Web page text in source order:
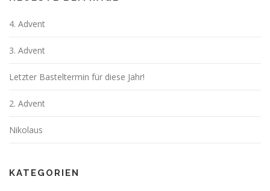
4. Advent
3. Advent
Letzter Basteltermin für diese Jahr!
2. Advent
Nikolaus
KATEGORIEN